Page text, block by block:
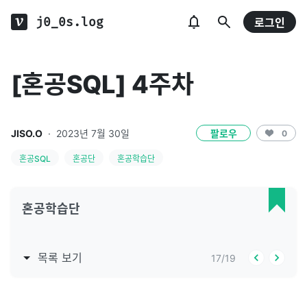
j0_0s.log 로그인
[혼공SQL] 4주차
JISO.O · 2023년 7월 30일 팔로우 0
혼공SQL 혼공단 혼공학습단
혼공학습단
목록 보기 17/19